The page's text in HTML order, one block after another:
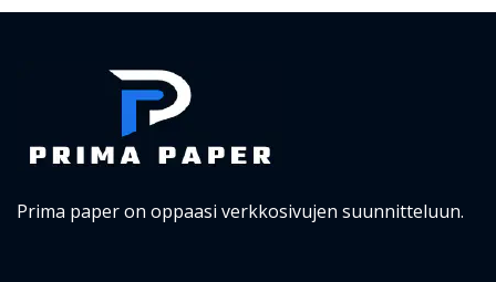
Prima paper on oppaasi verkkosivujen suunnitteluun.